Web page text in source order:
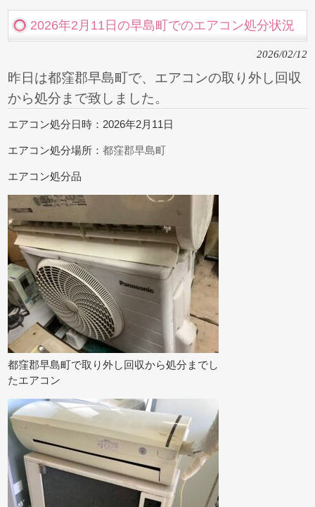
2026年2月11日の早島町でのエアコン処分状況
2026/02/12
昨日は都窪郡早島町で、エアコンの取り外し回収
から処分まで致しました。
エアコン処分日時：2026年2月11日
エアコン処分場所：都窪郡早島町
エアコン処分品
都窪郡早島町で取り外し回収から処分までし
たエアコン